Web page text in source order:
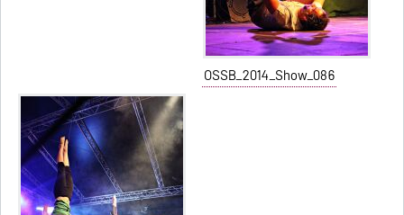
OSSB_2014_Show_086